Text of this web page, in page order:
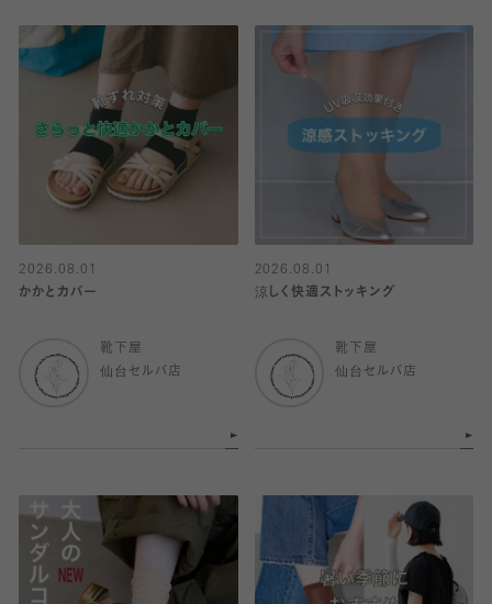
2026.08.01
かかとカバー
靴下屋
仙台セルバ店
2026.08.01
涼しく快適ストッキング
靴下屋
仙台セルバ店